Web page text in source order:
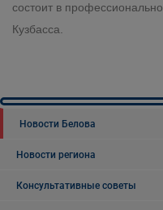
состоит в
Кузбасса.
Новости Белова
Новости региона
Консультативные советы